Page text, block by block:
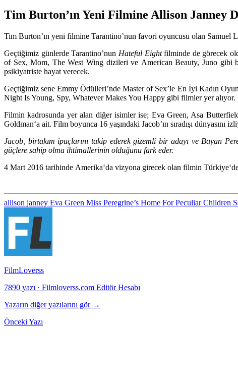
Tim Burton’ın Yeni Filmine Allison Janney
Tim Burton’ın yeni filmine Tarantino’nun favori oyuncusu olan Samuel
Geçtiğimiz günlerde Tarantino’nun Hateful Eightfilminde de görecek
of Sex,Mom, The West Wingdizileri ve American Beauty, Junogibi
psikiyatriste hayat verecek.
Geçtiğimiz sene Emmy Ödülleri’nde Master of Sex’le En İyi Kadın
Night Is Young, Spy, Whatever Makes You Happy gibi filmler yer alıyor.
Filmin kadrosunda yer alan diğer isimler ise; Eva Green, Asa
Goldman‘a ait. Film boyunca 16 yaşındaki Jacob’ın sıradışı dünyasını
Jacob, birtakım ipuçlarını takip ederek gizemli bir adayı ve Bayan
güçlere sahip olma ihtimallerinin olduğunu fark eder.
4 Mart 2016 tarihinde Amerika‘da vizyona girecek olan filmin Türkiye
allison janney Eva Green Miss Peregrine’s Home For Peculiar Children
FilmLoverss
7890 yazı · Filmloverss.com Editör Hesabı
Yazarın diğer yazılarını gör →
Önceki Yazı